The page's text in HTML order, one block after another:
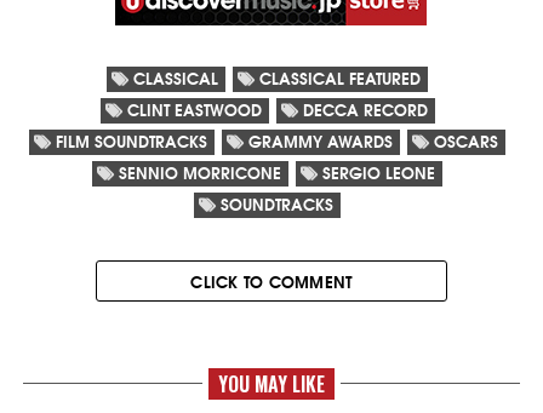
CLASSICAL
CLASSICAL FEATURED
CLINT EASTWOOD
DECCA RECORD
FILM SOUNDTRACKS
GRAMMY AWARDS
OSCARS
SENNIO MORRICONE
SERGIO LEONE
SOUNDTRACKS
CLICK TO COMMENT
YOU MAY LIKE